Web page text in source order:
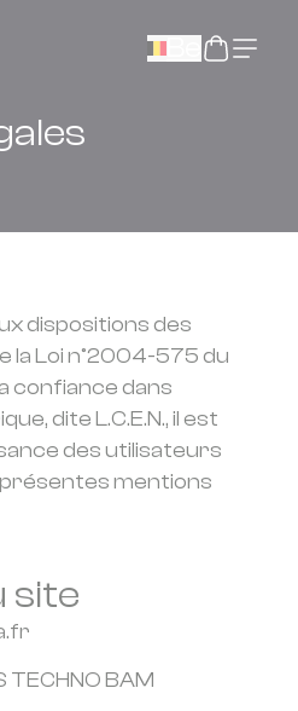
dispositions des
la Loi n°2004-575 du
confiance dans
dite L.C.E.N., il est
des utilisateurs
mentions
site
TECHNO BAM